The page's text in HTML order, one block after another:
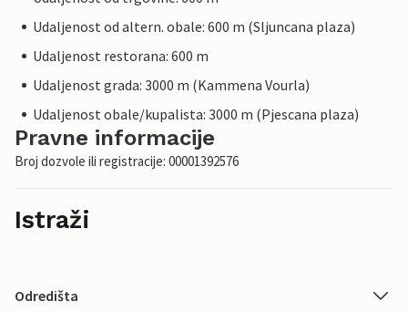
Udaljenost od altern. obale: 600 m (Sljuncana plaza)
Udaljenost restorana: 600 m
Udaljenost grada: 3000 m (Kammena Vourla)
Udaljenost obale/kupalista: 3000 m (Pjescana plaza)
Pravne informacije
Broj dozvole ili registracije: 00001392576
Istraži
Odredišta